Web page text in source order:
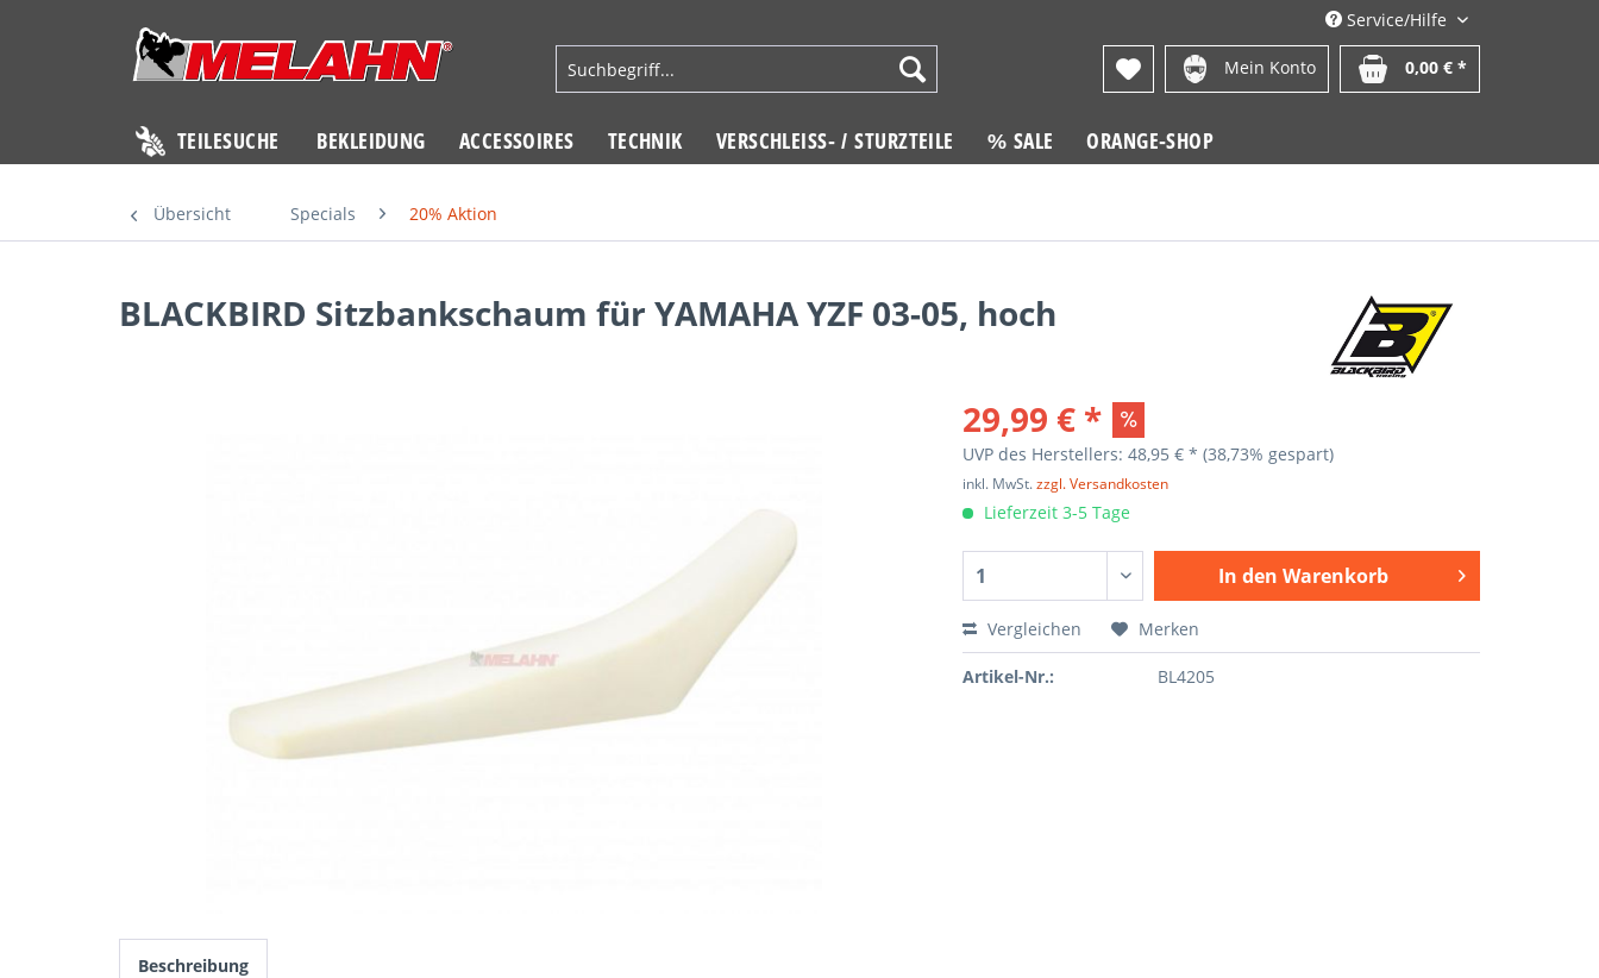
Service/Hilfe
Mein Konto 0,00 € *
TEILESUCHE BEKLEIDUNG ACCESSOIRES TECHNIK VERSCHLEISS- / STURZTEILE % SALE ORANGE-SHOP
Übersicht Specials 20% Aktion
BLACKBIRD Sitzbankschaum für YAMAHA YZF 03-05, hoch
29,99 € *
UVP des Herstellers: 48,95 € *(38,73% gespart)
inkl. MwSt.zzgl. Versandkosten
Lieferzeit 3-5 Tage
In den Warenkorb
Vergleichen Merken
Artikel-Nr.: BL4205
Beschreibung